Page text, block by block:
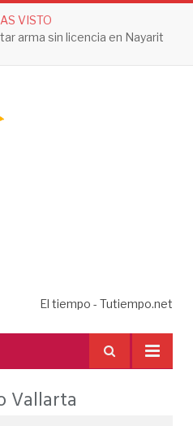
VISTO
arma sin licencia en Nayarit
El tiempo - Tutiempo.net
Vallarta